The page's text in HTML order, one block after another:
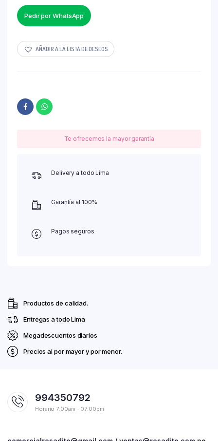
Pedir por WhatsApp
AÑADIR A LA LISTA DE DESEOS
Te ofrecemos la mayor garantía
Delivery a todo Lima
Garantía al 100%
Pagos seguros
Productos de calidad.
Entregas a todo Lima
Megadescuentos diarios
Precios al por mayor y por menor.
994350792
Horario 7:00am - 07:00pm